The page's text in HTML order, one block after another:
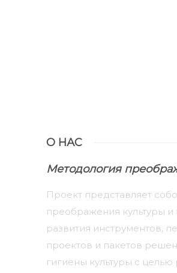
О НАС
Методология
Проект представляет
преображения культуры
развития инструментов,
проектов и пакетов
гигиены культуры с целью